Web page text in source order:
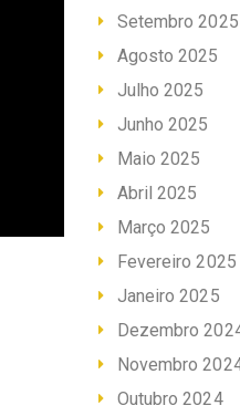
Setembro 2025
Agosto 2025
Julho 2025
Junho 2025
Maio 2025
Abril 2025
Março 2025
Fevereiro 2025
Janeiro 2025
Dezembro
Novembro
Outubro 2024